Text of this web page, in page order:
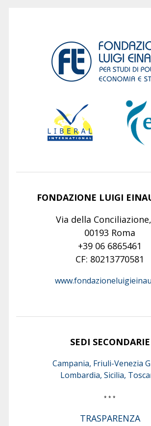
FONDAZIONE LUIGI
Via della
00193 Roma
+39 06 6865461
CF: 80213770581
SEDI SECONDARIE
Campania, Friuli-Venezia
Lombardia, Sicilia,
* * *
TRASPARENZA